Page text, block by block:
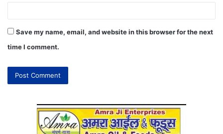
Save my name, email, and website in this browser for the next
time I comment.